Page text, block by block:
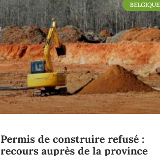
BELGIQUE
Permis de construire refusé :
recours auprès de la province